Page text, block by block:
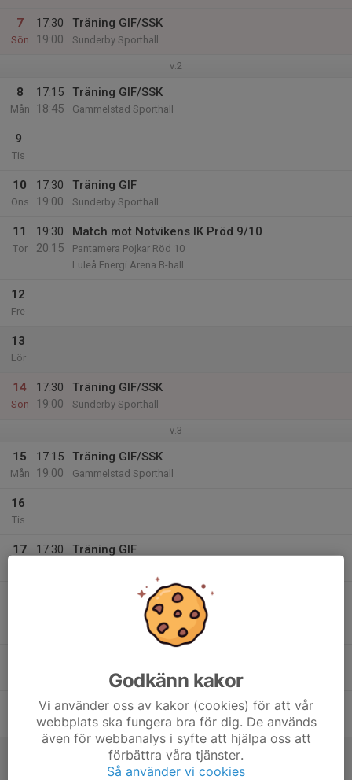
7
Sön
17:30
19:00
Träning GIF/SSK
Sunderby Sporthall
v.2
8
Mån
17:15
18:45
Träning GIF/SSK
Gammelstad Sporthall
9
Tis
10
Ons
17:30
19:00
Träning GIF
Sunderby Sporthall
11
Tor
19:30
20:15
Match mot Notvikens IK Pröd 9/10
Pantamera Pojkar Röd 10
Luleå Energi Arena B-hall
12
Fre
13
Lör
14
Sön
17:30
19:00
Träning GIF/SSK
Sunderby Sporthall
v.3
15
Mån
17:15
19:00
Träning GIF/SSK
Gammelstad Sporthall
16
Tis
17
17:30
Träning GIF
Match mot IBK Luleå Pröd 9/10
Pantamera Pojkar Röd 9
Godkänn kakor
Vi använder oss av kakor (cookies) för att vår
webbplats ska fungera bra för dig. De används
även för webbanalys i syfte att hjälpa oss att
förbättra våra tjänster.
Så använder vi cookies